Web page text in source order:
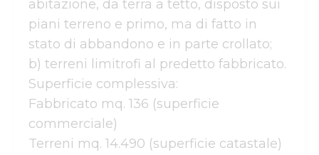
abitazione, da terra a tetto, disposto sui
piani terreno e primo, ma di fatto in
stato di abbandono e in parte crollato;
b) terreni limitrofi al predetto fabbricato.
Superficie complessiva:
Fabbricato mq. 136 (superficie
commerciale)
Terreni mq. 14.490 (superficie catastale)